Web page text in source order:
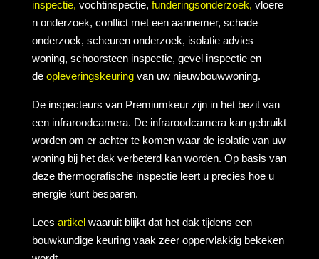
inspectie, vochtinspectie, funderingsonderzoek, vloere
n onderzoek, conflict met een aannemer, schade
onderzoek, scheuren onderzoek, isolatie advies
woning, schoorsteen inspectie, gevel inspectie en
de opleveringskeuringvan uw nieuwbouwwoning.
De inspecteurs van Premiumkeur zijn in het bezit van
een infraroodcamera. De infraroodcamera kan gebruikt
worden om er achter te komen waar de isolatie van uw
woning bij het dak verbeterd kan worden. Op basis van
deze thermografische inspectie leert u precies hoe u
energie kunt besparen.
Lees artikelwaaruit blijkt dat het dak tijdens een
bouwkundige keuring vaak zeer oppervlakkig bekeken